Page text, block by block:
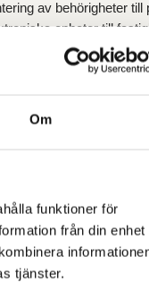
Om
funktioner för
från din enhet
tjänster.
av behörigheter
enheter till
verksamhet och
i Göteborg.
Stock Market